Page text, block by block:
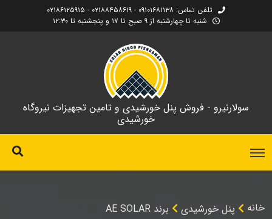
تلفن تماس: ۰۹۱۰۱۶۸۱۱۳۸ - ۰۲۱۸۸۴۵۸۶۱۹ - ۰۲۱۸۶۱۲۵۹۱۵
شنبه تا چهارشنبه از ۹ صبح تا ۱۷ و پنجشنبه تا ۱۲:۳۰
سولارنیرو - فروش پنل خورشیدی و تامین تجهیزات نیروگاه
خورشیدی
خانه پنل خورشیدی برند AE SOLAR